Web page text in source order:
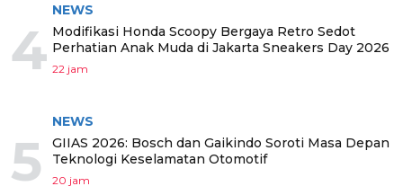
4
NEWS
Modifikasi Honda Scoopy Bergaya Retro Sedot
Perhatian Anak Muda di Jakarta Sneakers Day 2026
22 jam
5
NEWS
GIIAS 2026: Bosch dan Gaikindo Soroti Masa Depan
Teknologi Keselamatan Otomotif
20 jam